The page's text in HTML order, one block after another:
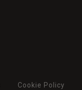
Cookie Policy